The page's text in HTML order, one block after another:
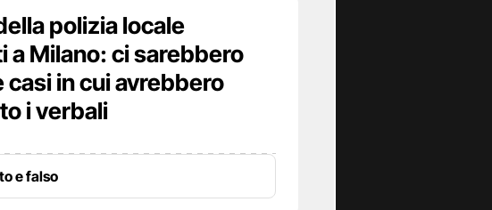
polizia locale
a Milano: ci sarebbero
casi in cui avrebbero
i verbali
e falso